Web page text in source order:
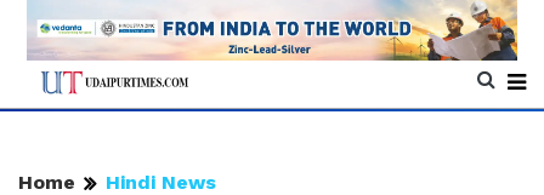
Home Hindi News